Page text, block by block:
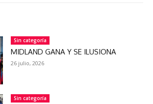
Sin categoría
MIDLAND GANA Y SE ILUSIONA
26 julio, 2026
Sin categoría